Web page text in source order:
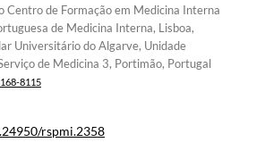
Centro de Formação em Medicina Interna
de Medicina Interna, Lisboa,
Universitário do Algarve, Unidade
de Medicina 3, Portimão, Portugal
8115
rspmi.2358